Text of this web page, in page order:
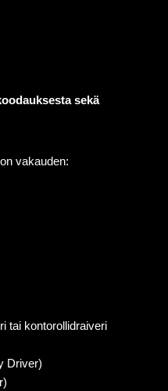
sekä
vakauden:
tai kontorollidraiveri
Driver)